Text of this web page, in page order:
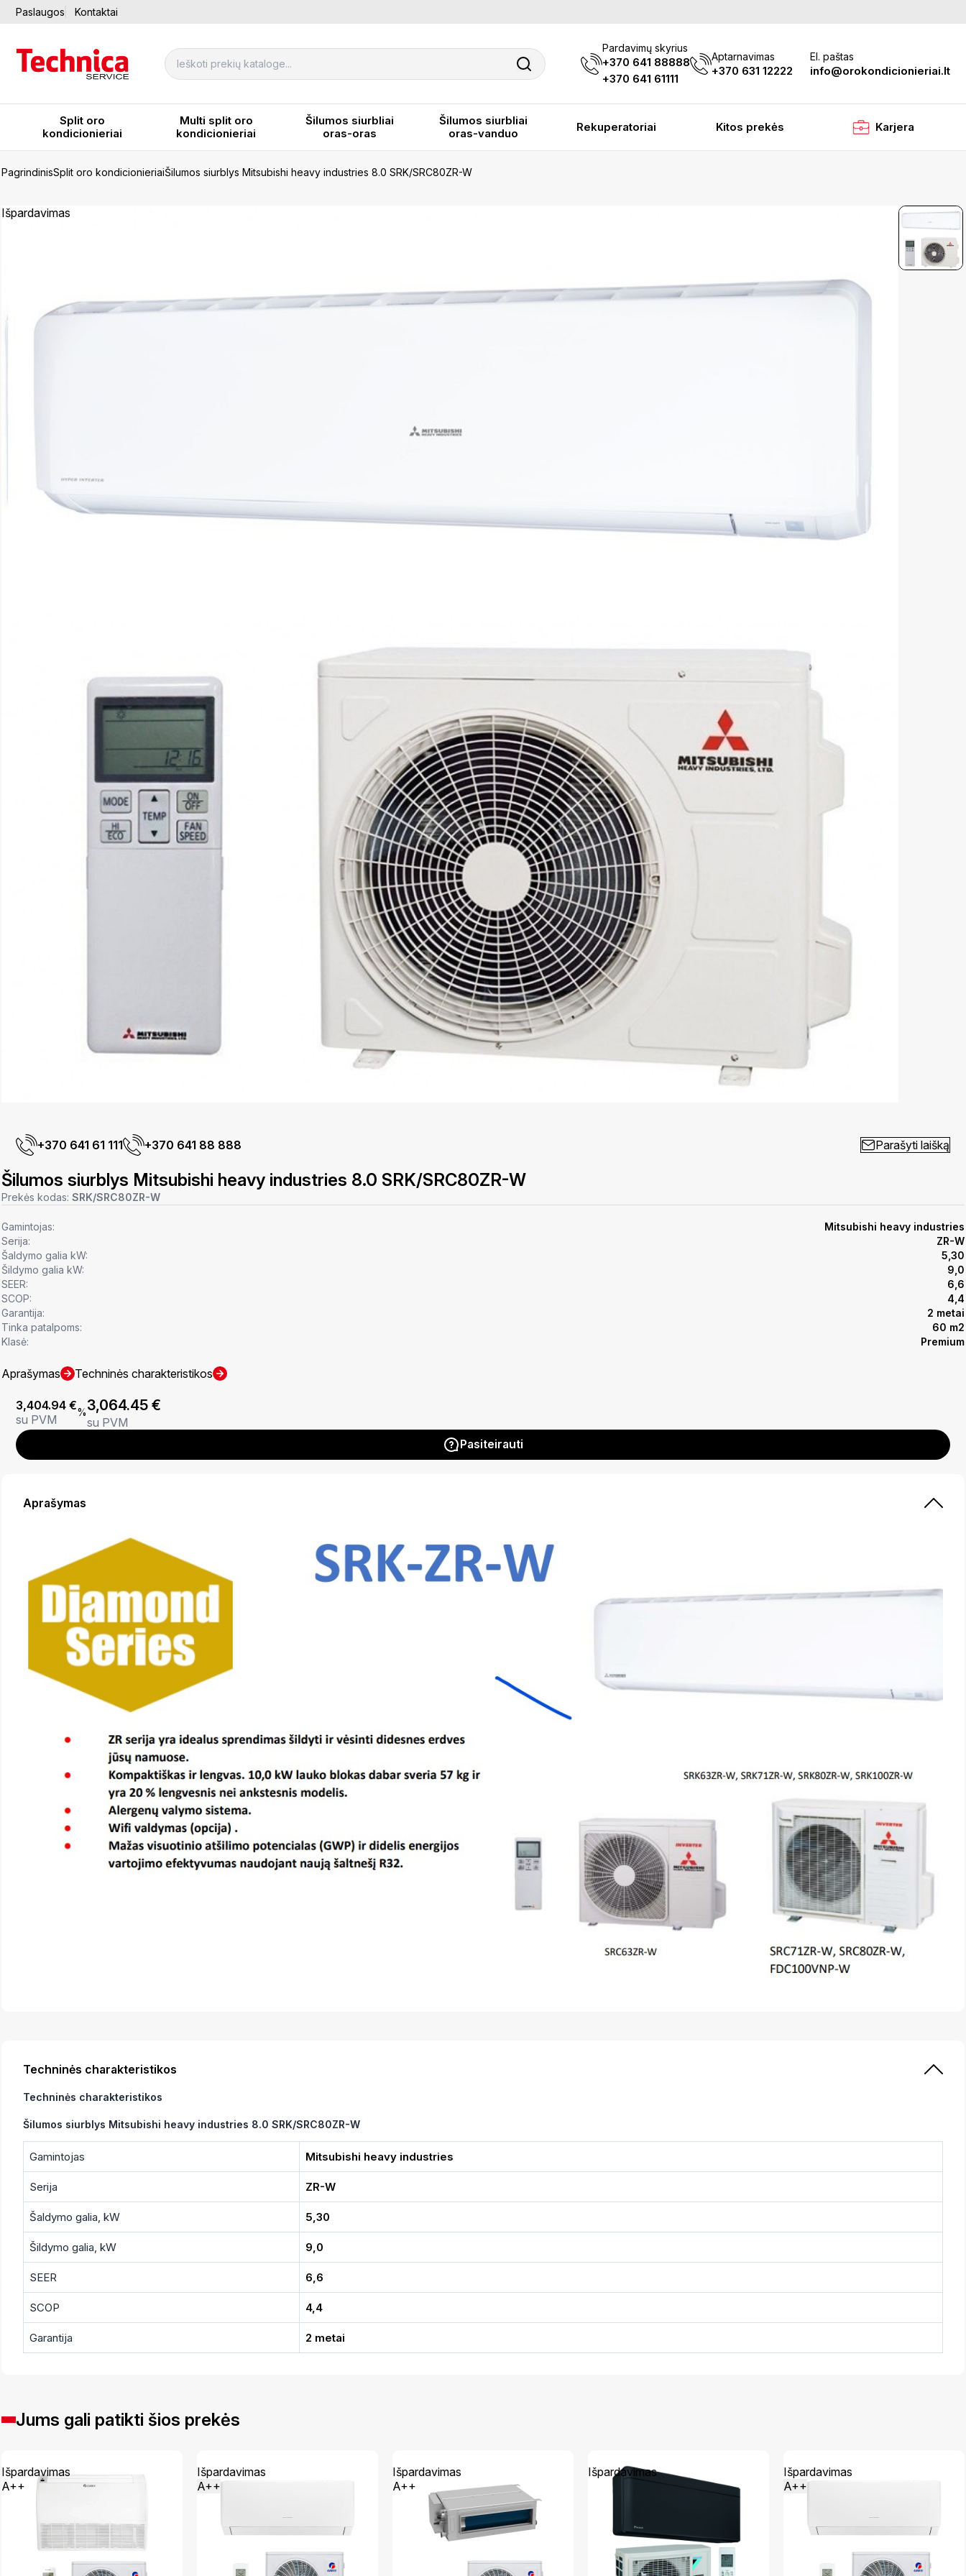
Paslaugos Kontaktai
Pardavimų skyrius
+370 641 88888
+370 641 61111
Aptarnavimas
+370 631 12222
El. paštas
info@orokondicionieriai.lt
Split oro
kondicionieriai
Multi split oro
kondicionieriai
Šilumos siurbliai
oras-oras
Šilumos siurbliai
oras-vanduo
Rekuperatoriai Kitos prekės Karjera
PagrindinisSplit oro kondicionieriaiŠilumos siurblys Mitsubishi heavy industries 8.0 SRK/SRC80ZR-W
Išpardavimas
+370 641 61 111 +370 641 88 888 Parašyti laišką
Šilumos siurblys Mitsubishi heavy industries 8.0 SRK/SRC80ZR-W
Prekės kodas: SRK/SRC80ZR-W
Gamintojas:
Mitsubishi heavy industries
Serija:
ZR-W
Šaldymo galia kW:
5,30
Šildymo galia kW:
9,0
SEER:
6,6
SCOP:
4,4
Garantija:
2 metai
Tinka patalpoms:
60 m2
Klasė:
Premium
Aprašymas Techninės charakteristikos
3,404.94 €
su PVM
%3,064.45 €
su PVM
Pasiteirauti
Aprašymas
Techninės charakteristikos
Techninės charakteristikos
Šilumos siurblys Mitsubishi heavy industries 8.0 SRK/SRC80ZR-W
Gamintojas Mitsubishi heavy industries
Serija ZR-W
Šaldymo galia, kW 5,30
Šildymo galia, kW 9,0
SEER 6,6
SCOP 4,4
Garantija 2 metai
Jums gali patikti šios prekės
Išpardavimas
A++
Išpardavimas
A++
Išpardavimas
A++
Išpardavimas
Išpardavimas
A++